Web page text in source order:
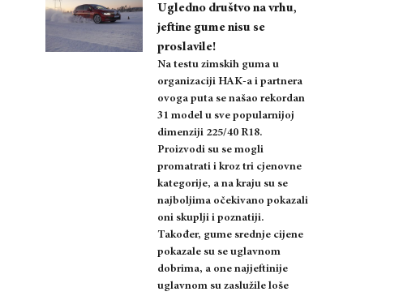
Ugledno društvo na vrhu,
jeftine gume nisu se
proslavile!
Na testu zimskih guma u
organizaciji HAK-a i partnera
ovoga puta se našao rekordan
31 model u sve popularnijoj
dimenziji 225/40 R18.
Proizvodi su se mogli
promatrati i kroz tri cjenovne
kategorije, a na kraju su se
najboljima očekivano pokazali
oni skuplji i poznatiji.
Također, gume srednje cijene
pokazale su se uglavnom
dobrima, a one najjeftinije
uglavnom su zaslužile loše